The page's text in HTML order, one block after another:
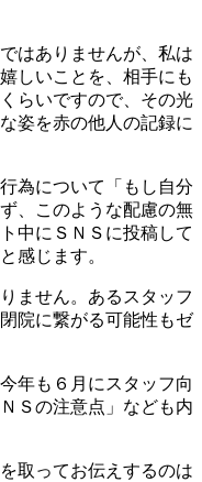
はありませんが、私は
しいことを、相手にも
らいですので、その光
姿を赤の他人の記録に
為について「もし自分
、このような配慮の無
中にＳＮＳに投稿して
感じます。
ません。あるスタッフ
院に繋がる可能性もゼ
年も６月にスタッフ向
Ｓの注意点」なども内
取ってお伝えするのは